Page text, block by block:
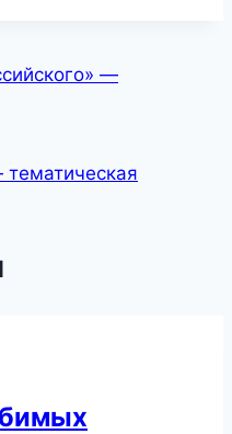
—